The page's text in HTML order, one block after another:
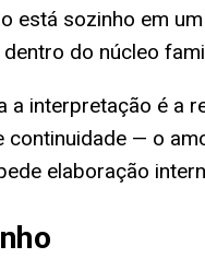
está sozinho em
do núcleo
a interpretação é a
— o
elaboração